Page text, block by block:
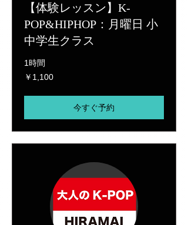
【体験レッスン】K-
POP&HIPHOP：月曜日 小
中学生クラス
1時間
1,100
円
￥1,100
今すぐ予約